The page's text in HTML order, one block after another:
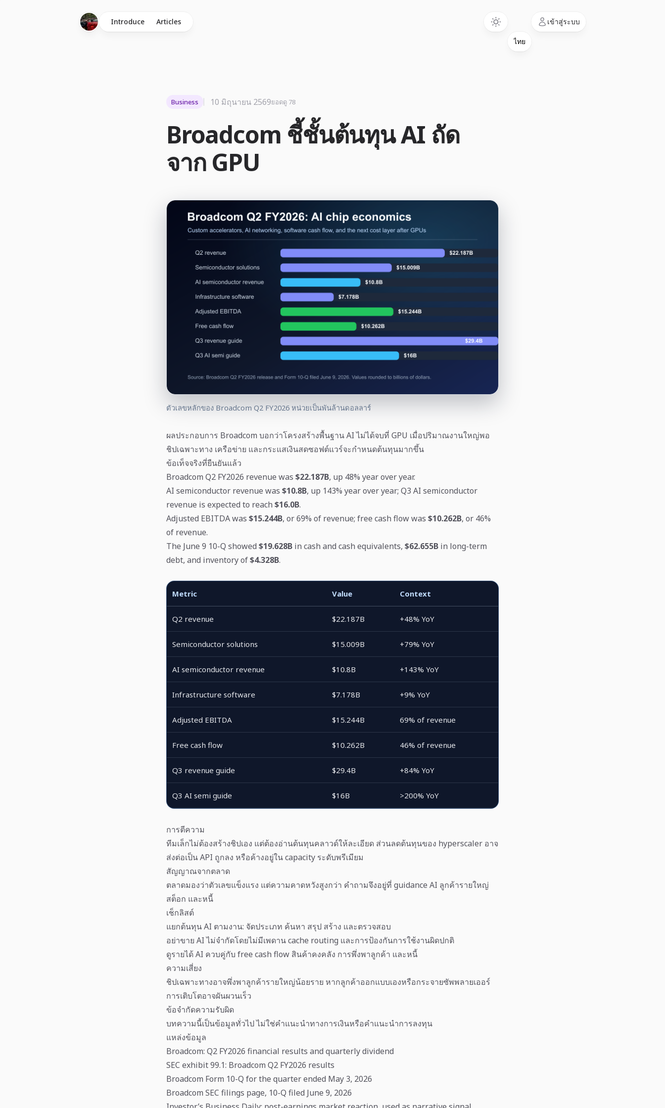
Introduce Articles Language เข้าสู่ระบบ
Broadcom ชี้ชั้นต้นทุน AI ถัด
จาก GPU
Business 10 มิถุนายน 2569ยอดดู 78
ตัวเลขหลักของ Broadcom Q2 FY2026 หน่วยเป็นพันล้านดอลลาร์
ผลประกอบการ Broadcom บอกว่าโครงสร้างพื้นฐาน AI ไม่ได้จบที่ GPU เมื่อปริมาณงานใหญ่พอ
ชิปเฉพาะทาง เครือข่าย และกระแสเงินสดซอฟต์แวร์จะกำหนดต้นทุนมากขึ้น
ข้อเท็จจริงที่ยืนยันแล้ว
Broadcom Q2 FY2026 revenue was $22.187B, up 48% year over year.
AI semiconductor revenue was $10.8B, up 143% year over year; Q3 AI semiconductor
revenue is expected to reach $16.0B.
Adjusted EBITDA was $15.244B, or 69% of revenue; free cash flow was $10.262B, or 46%
of revenue.
The June 9 10-Q showed $19.628B in cash and cash equivalents, $62.655B in long-term
debt, and inventory of$4.328B.
Metric Value Context
Q2 revenue $22.187B +48% YoY
Semiconductor solutions $15.009B +79% YoY
AI semiconductor revenue $10.8B +143% YoY
Infrastructure software $7.178B +9% YoY
Adjusted EBITDA $15.244B 69% of revenue
Free cash flow $10.262B 46% of revenue
Q3 revenue guide $29.4B +84% YoY
Q3 AI semi guide $16B >200% YoY
การตีความ
ทีมเล็กไม่ต้องสร้างชิปเอง แต่ต้องอ่านต้นทุนคลาวด์ให้ละเอียด ส่วนลดต้นทุนของ hyperscaler อาจ
ส่งต่อเป็น API ถูกลง หรือค้างอยู่ใน capacity ระดับพรีเมียม
สัญญาณจากตลาด
ตลาดมองว่าตัวเลขแข็งแรง แต่ความคาดหวังสูงกว่า คำถามจึงอยู่ที่ guidance AI ลูกค้ารายใหญ่
สต็อก และหนี้
เช็กลิสต์
แยกต้นทุน AI ตามงาน: จัดประเภท ค้นหา สรุป สร้าง และตรวจสอบ
อย่าขาย AI ไม่จำกัดโดยไม่มีเพดาน cache routing และการป้องกันการใช้งานผิดปกติ
ดูรายได้ AI ควบคู่กับ free cash flow สินค้าคงคลัง การพึ่งพาลูกค้า และหนี้
ความเสี่ยง
ชิปเฉพาะทางอาจพึ่งพาลูกค้ารายใหญ่น้อยราย หากลูกค้าออกแบบเองหรือกระจายซัพพลายเออร์
การเติบโตอาจผันผวนเร็ว
ข้อจำกัดความรับผิด
บทความนี้เป็นข้อมูลทั่วไป ไม่ใช่คำแนะนำทางการเงินหรือคำแนะนำการลงทุน
แหล่งข้อมูล
Broadcom: Q2 FY2026 financial results and quarterly dividend
SEC exhibit 99.1: Broadcom Q2 FY2026 results
Broadcom Form 10-Q for the quarter ended May 3, 2026
Broadcom SEC filings page, 10-Q filed June 9, 2026